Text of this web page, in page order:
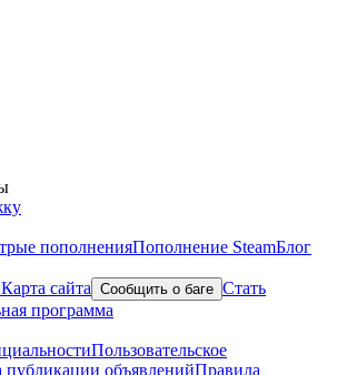
пополненияПополнение SteamБлог
Карта сайта Сообщить о баге Стать
программа
Пользовательское
публикации объявленийПравила